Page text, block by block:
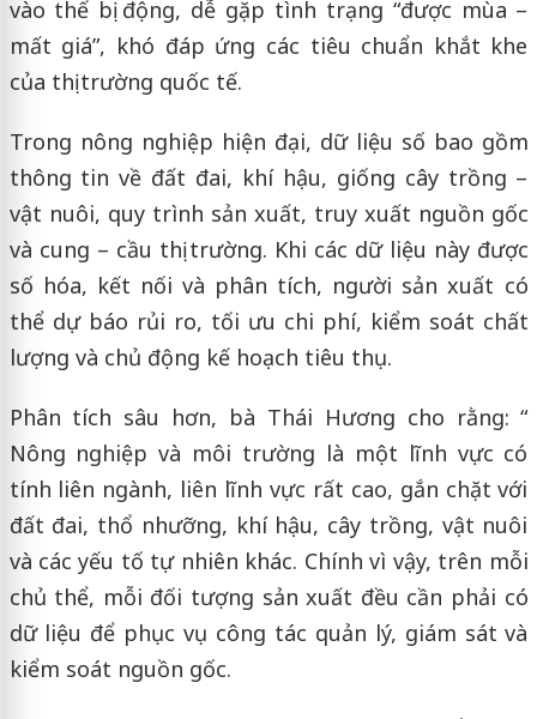
vào thế bị động, dễ gặp tình trạng “được mùa –
mất giá”, khó đáp ứng các tiêu chuẩn khắt khe
của thị trường quốc tế.
Trong nông nghiệp hiện đại, dữ liệu số bao gồm
thông tin về đất đai, khí hậu, giống cây trồng –
vật nuôi, quy trình sản xuất, truy xuất nguồn gốc
và cung – cầu thị trường. Khi các dữ liệu này được
số hóa, kết nối và phân tích, người sản xuất có
thể dự báo rủi ro, tối ưu chi phí, kiểm soát chất
lượng và chủ động kế hoạch tiêu thụ.
Phân tích sâu hơn, bà Thái Hương cho rằng: “
Nông nghiệp và môi trường là một lĩnh vực có
tính liên ngành, liên lĩnh vực rất cao, gắn chặt với
đất đai, thổ nhưỡng, khí hậu, cây trồng, vật nuôi
và các yếu tố tự nhiên khác. Chính vì vậy, trên mỗi
chủ thể, mỗi đối tượng sản xuất đều cần phải có
dữ liệu để phục vụ công tác quản lý, giám sát và
kiểm soát nguồn gốc.